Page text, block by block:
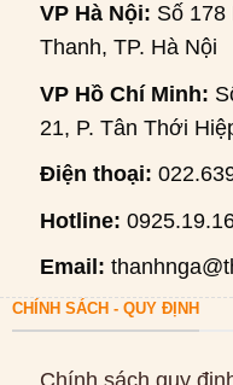
VP Hà Nội: Số 178
Thanh, TP. Hà Nội
VP Hồ Chí Minh:
21, P. Tân Thới
Điện thoại:
Hotline:
Email:
CHÍNH SÁCH - QUY ĐỊNH
Chính sách quy